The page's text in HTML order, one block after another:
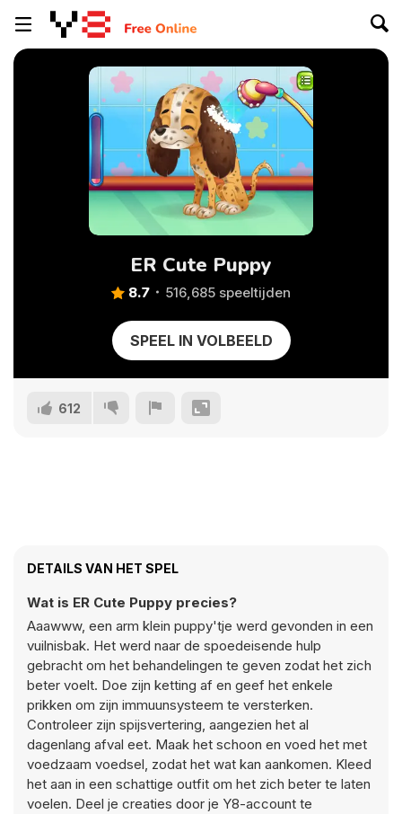
ER Cute Puppy
8.7 516,685 speeltijden
SPEEL IN VOLBEELD
612
DETAILS VAN HET SPEL
Wat is ER Cute Puppy precies?
Aaawww, een arm klein puppy'tje werd gevonden in een
vuilnisbak. Het werd naar de spoedeisende hulp
gebracht om het behandelingen te geven zodat het zich
beter voelt. Doe zijn ketting af en geef het enkele
prikken om zijn immuunsysteem te versterken.
Controleer zijn spijsvertering, aangezien het al
dagenlang afval eet. Maak het schoon en voed het met
voedzaam voedsel, zodat het wat kan aankomen. Kleed
het aan in een schattige outfit om het zich beter te laten
voelen. Deel je creaties door je Y8-account te